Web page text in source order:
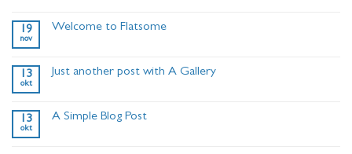
19
nov
Welcome to Flatsome
Welcome
13
okt
Just another post with A Gallery
Just
13
okt
A Simple Blog Post